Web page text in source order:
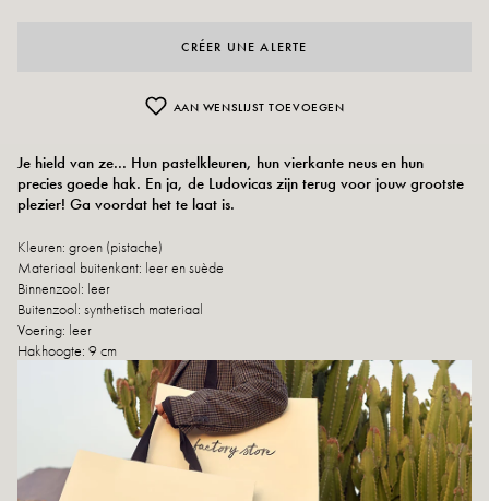
CRÉER UNE ALERTE
AAN WENSLIJST TOEVOEGEN
Je hield van ze... Hun pastelkleuren, hun vierkante neus en hun
precies goede hak. En ja, de Ludovicas zijn terug voor jouw grootste
plezier! Ga voordat het te laat is.
Kleuren: groen (pistache)
Materiaal buitenkant: leer en suède
Binnenzool: leer
Buitenzool: synthetisch materiaal
Voering: leer
Hakhoogte: 9 cm
Hoogte van het dienblad: 2 cm
Neus van de schoen: vierkant
Gemaakt in Italië
Maatadvies: Voor dit model kiest u uw gebruikelijke maat. Zit je tussen twee